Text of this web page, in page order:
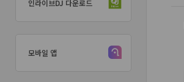
인라이브DJ 다운로드
모바일 앱